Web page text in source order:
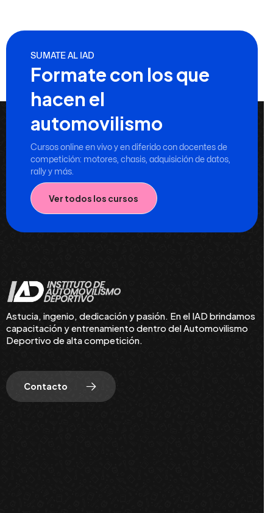
SUMATE AL IAD
Formate con los que
hacen el
automovilismo
Cursos online en vivo y en diferido con docentes de
competición: motores, chasis, adquisición de datos,
rally y más.
Ver todos los cursos
Astucia, ingenio, dedicación y pasión. En el IAD brindamos
capacitación y entrenamiento dentro del Automovilismo
Deportivo de alta competición.
Contacto